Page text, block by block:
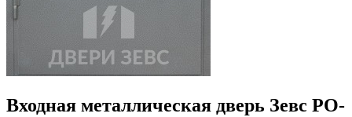
Входная металлическая дверь Зевс PO-